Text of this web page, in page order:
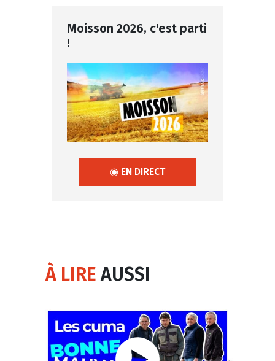
Moisson 2026, c'est parti
!
◉ EN DIRECT
À LIREAUSSI